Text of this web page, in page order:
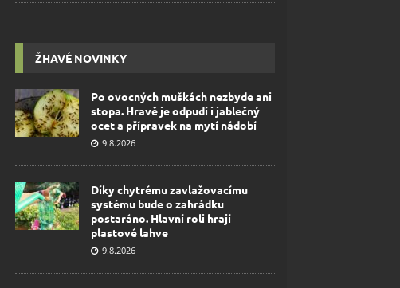
ŽHAVÉ NOVINKY
Po ovocných muškách nezbyde ani
stopa. Hravě je odpudí i jablečný
ocet a přípravek na mytí nádobí
9.8.2026
Díky chytrému zavlažovacímu
systému bude o zahrádku
postaráno. Hlavní roli hrají
plastové lahve
9.8.2026